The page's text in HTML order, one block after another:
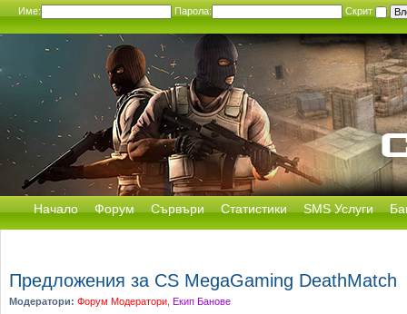
Име: Парола: Скрит
Начало Форум Сървъри Статистики SMS Услуги
Предложения за CS MegaGaming DeathMatch
Модератори: Форум Модератори Екип Банове